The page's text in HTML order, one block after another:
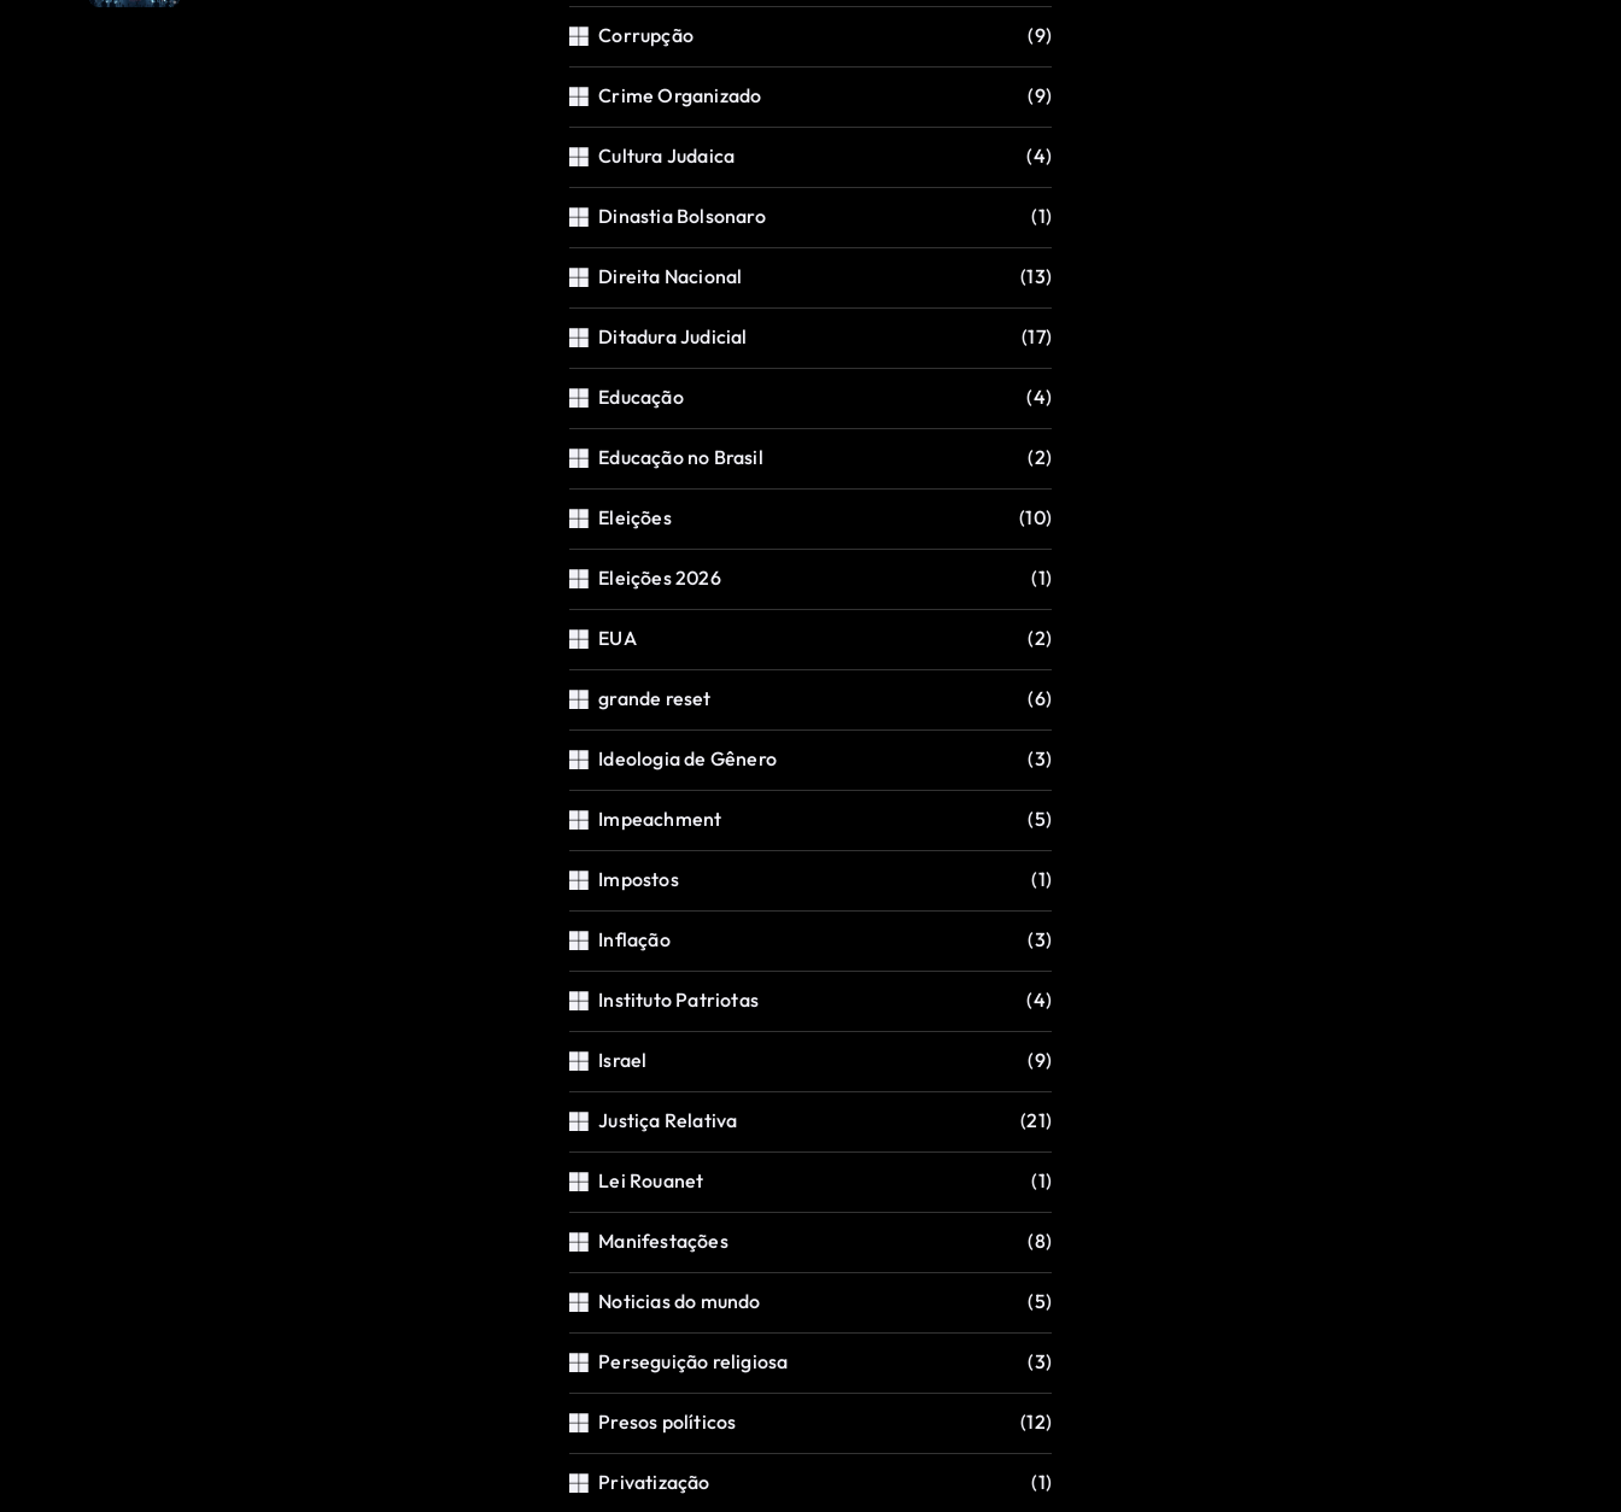
Corrupção (9)
Crime Organizado (9)
Cultura Judaica (4)
Dinastia Bolsonaro (1)
Direita Nacional (13)
Ditadura Judicial (17)
Educação (4)
Educação no Brasil (2)
Eleições (10)
Eleições 2026 (1)
EUA (2)
grande reset (6)
Ideologia de Gênero (3)
Impeachment (5)
Impostos (1)
Inflação (3)
Instituto Patriotas (4)
Israel (9)
Justiça Relativa (21)
Lei Rouanet (1)
Manifestações (8)
Noticias do mundo (5)
Perseguição religiosa (3)
Presos políticos (12)
Privatização (1)